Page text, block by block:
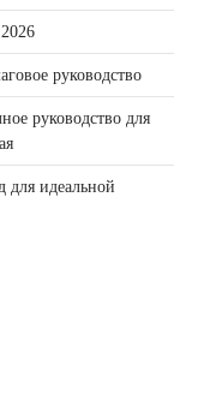
руководство
руководство для
для идеальной